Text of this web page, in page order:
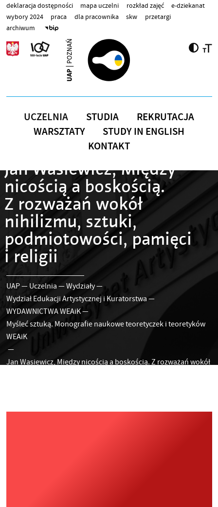
Przejdź do treści
deklaracja dostępności mapa uczelni rozkład zajęć
e-dziekanat
wybory 2024
praca dla pracownika skw
przetargi
archiwum
UCZELNIA STUDIA
REKRUTACJA
WARSZTATY
STUDY IN ENGLISH
KONTAKT
Jan Wasiewicz, Między
nicością a boskością.
Z rozważań wokół
nihilizmu, sztuki,
podmiotowości, pamięci
i religii
UAP— Uczelnia —Wydziały—
Wydział Edukacji Artystycznej i Kuratorstwa —
WYDAWNICTWA WEAiK—
Myśleć sztuką. Monografie naukowe teoretyczek i teoretyków
WEAiK
—
Jan Wasiewicz, Między nicością a boskością. Z rozważań wokół